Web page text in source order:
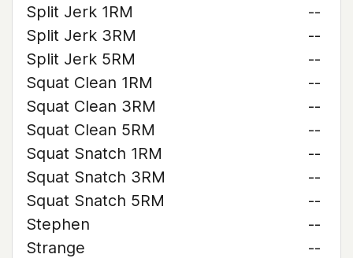
Split Jerk 1RM
--
Split Jerk 3RM
--
Split Jerk 5RM
--
Squat Clean 1RM
--
Squat Clean 3RM
--
Squat Clean 5RM
--
Squat Snatch 1RM
--
Squat Snatch 3RM
--
Squat Snatch 5RM
--
Stephen
--
Strange
--